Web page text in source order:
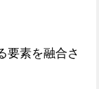
要素を融合さ